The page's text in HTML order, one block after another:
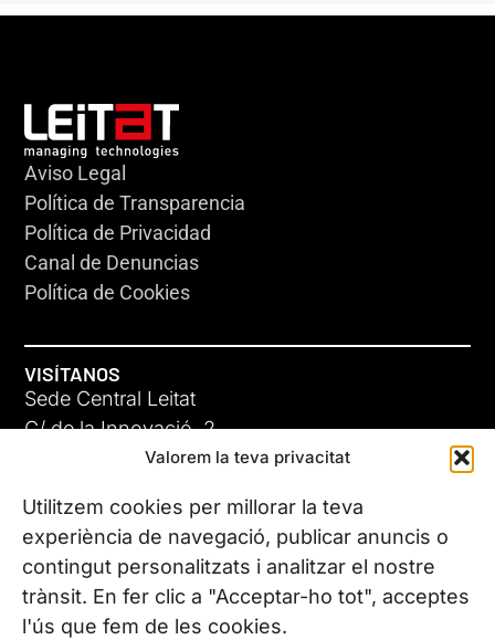
Valorem la teva privacitat
Utilitzem cookies per millorar la teva
experiència de navegació, publicar anuncis o
contingut personalitzats i analitzar el nostre
trànsit. En fer clic a "Acceptar-ho tot", acceptes
l'ús que fem de les cookies.
Aviso Legal
Política de Transparencia
Política de Privacidad
Canal de Denuncias
Política de Cookies
VISÍTANOS
Sede Central Leitat
C/ de la Innovació, 2
08225 Terrassa, (Barcelona)
Conoce todas nuestras sedes
CONTÁCTANOS
Tel. (+34) 937 882 300